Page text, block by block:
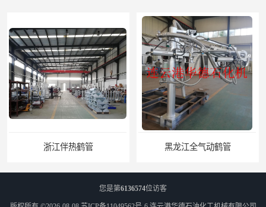
浙江伴热鹤管 黑龙江全气动鹤管
您是第6136574位访客